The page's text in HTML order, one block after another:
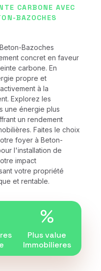
CARBONE AVEC
BAZOCHES
Bazoches
concret en faveur
carbone. En
propre et
à la
Explorez les
une énergie plus
un rendement
Faites le choix
foyer à Beton-
l'installation de
impact
votre propriété
et rentable.
%
Plus value
Immobilieres